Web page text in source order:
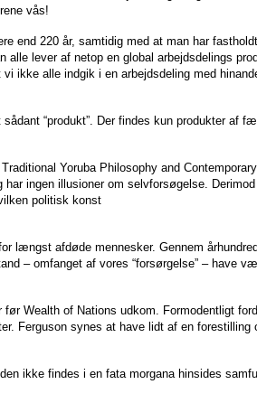
vås!
end 220 år, samtidig med at man har
lever af netop en global arbejdsdelings
ikke alle indgik i en arbejdsdeling med
“produkt”. Der findes kun produkter
Yoruba Philosophy and
ingen illusioner om selvforsøgelse.
politisk konst
længst afdøde mennesker. Gennem
– omfanget af vores “forsørgelse” – have
Wealth of Nations udkom. Formodentligt
Ferguson synes at have lidt af en
ikke findes i en fata morgana hinsides